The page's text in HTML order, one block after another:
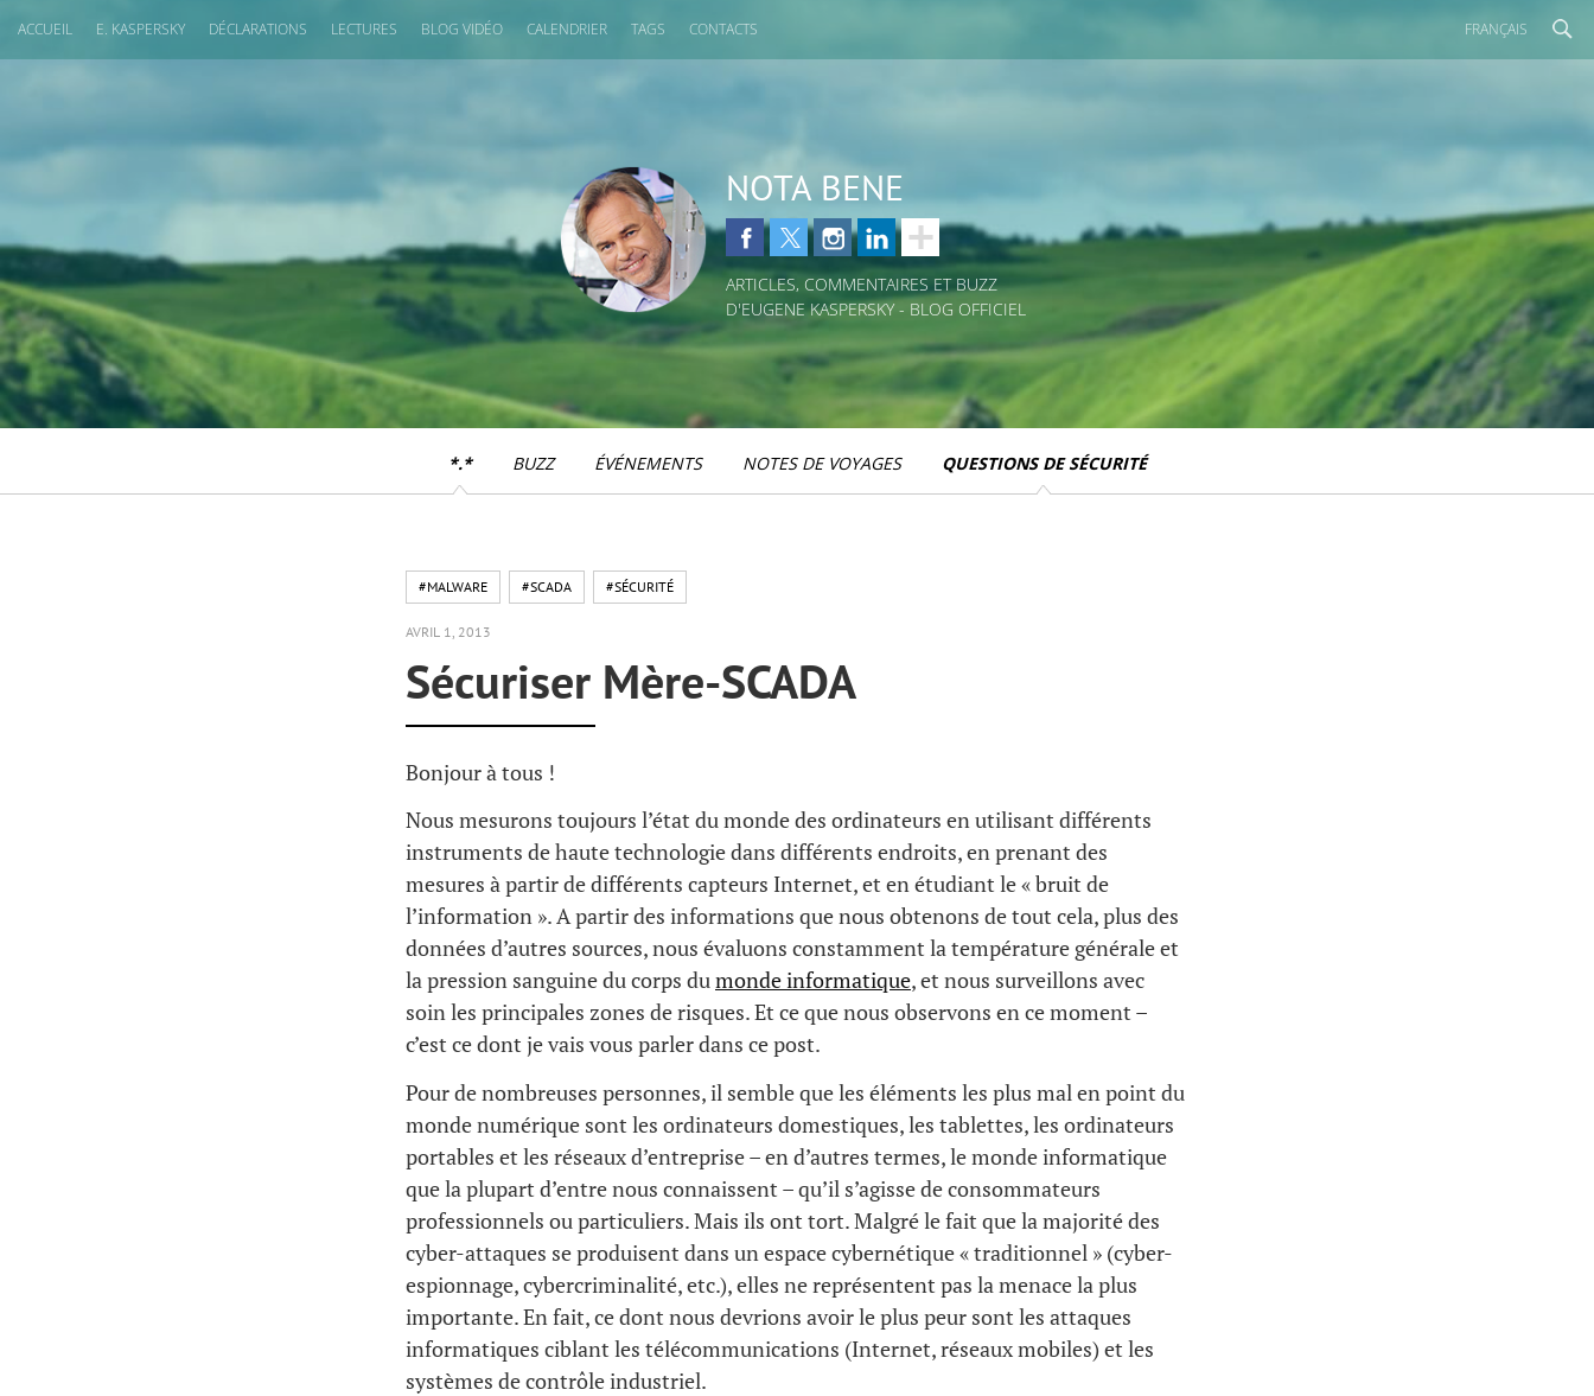
ACCUEIL E. KASPERSKY DÉCLARATIONS LECTURES BLOG VIDÉO CALENDRIER TAGS CONTACTS FRANÇAIS
NOTA BENE
ARTICLES, COMMENTAIRES ET BUZZ
D'EUGENE KASPERSKY - BLOG OFFICIEL
*.* BUZZ ÉVÉNEMENTS NOTES DE VOYAGES QUESTIONS DE SÉCURITÉ
#MALWARE #SCADA #SÉCURITÉ
AVRIL 1, 2013
Sécuriser Mère-SCADA
Bonjour à tous !
Nous mesurons toujours l’état du monde des ordinateurs en utilisant différents
instruments de haute technologie dans différents endroits, en prenant des
mesures à partir de différents capteurs Internet, et en étudiant le « bruit de
l’information ». A partir des informations que nous obtenons de tout cela, plus des
données d’autres sources, nous évaluons constamment la température générale et
la pression sanguine du corps dumonde informatique, et nous surveillons avec
soin les principales zones de risques. Et ce que nous observons en ce moment –
c’est ce dont je vais vous parler dans ce post.
Pour de nombreuses personnes, il semble que les éléments les plus mal en point du
monde numérique sont les ordinateurs domestiques, les tablettes, les ordinateurs
portables et les réseaux d’entreprise – en d’autres termes, le monde informatique
que la plupart d’entre nous connaissent – qu’il s’agisse de consommateurs
professionnels ou particuliers. Mais ils ont tort. Malgré le fait que la majorité des
cyber-attaques se produisent dans un espace cybernétique « traditionnel » (cyber-
espionnage, cybercriminalité, etc.), elles ne représentent pas la menace la plus
importante. En fait, ce dont nous devrions avoir le plus peur sont les attaques
informatiques ciblant les télécommunications (Internet, réseaux mobiles) et les
systèmes de contrôle industriel.